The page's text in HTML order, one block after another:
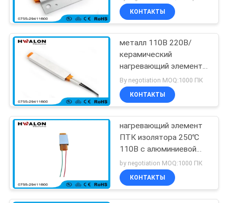
снабжением жилищем
нержавеющей стали
КОНТАКТЫ
металл 110В 220В/
керамический
нагревающий элемент
ПТК для бытовых
техник
By negotiation MOQ:1000 ПК
КОНТАКТЫ
нагревающий элемент
ПТК изолятора 250℃
110В с алюминиевой
раковиной
by negotiation MOQ:1000 ПК
КОНТАКТЫ